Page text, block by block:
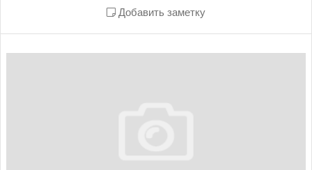
Добавить заметку